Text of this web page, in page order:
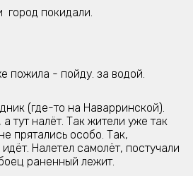
город покидали.
пожила - пойду. за водой.
(где-то на Наварринской).
тут налёт. Так жители уже так
прятались особо. Так,
Налетел самолёт, постучали
раненный лежит.